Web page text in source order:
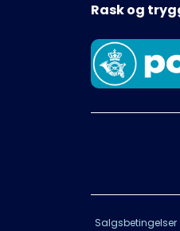
Rask og
Salgsbetingelser